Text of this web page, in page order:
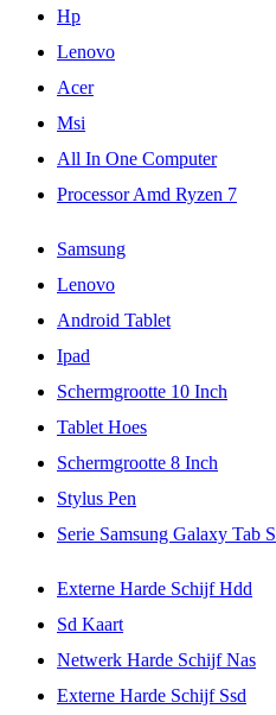
Hp
Lenovo
Acer
Msi
All In One Computer
Processor Amd Ryzen 7
Samsung
Lenovo
Android Tablet
Ipad
Schermgrootte 10 Inch
Tablet Hoes
Schermgrootte 8 Inch
Stylus Pen
Serie Samsung Galaxy Tab S
Externe Harde Schijf Hdd
Sd Kaart
Netwerk Harde Schijf Nas
Externe Harde Schijf Ssd